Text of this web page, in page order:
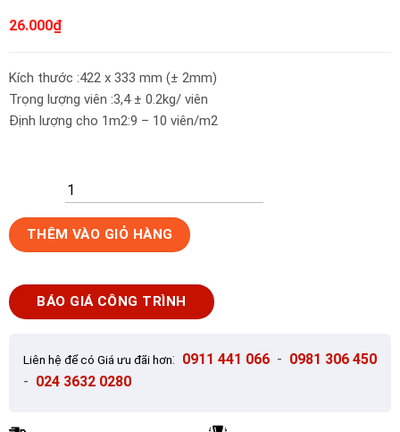
26.000₫
Kích thước :422 x 333 mm (± 2mm)
Trọng lượng viên :3,4 ± 0.2kg/ viên
Định lượng cho 1m2:9 – 10 viên/m2
Ngói
sóng
Secoin
SE
THÊM VÀO GIỎ HÀNG
BÁO GIÁ CÔNG TRÌNH
Liên hệ để có Giá ưu đãi hơn: 0911 441 066 - 0981 306 450
- 024 3632 0280